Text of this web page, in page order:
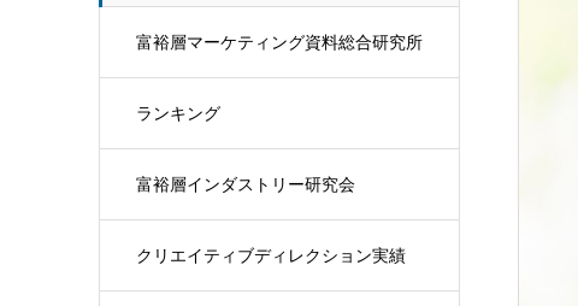
富裕層マーケティング資料総合研究所
ランキング
富裕層インダストリー研究会
クリエイティブディレクション実績